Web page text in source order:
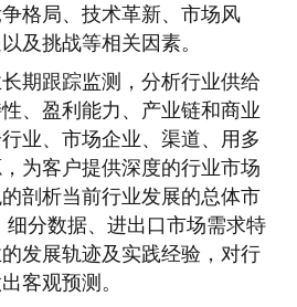
格局、技术革新、市场风
及挑战等相关因素。
期跟踪监测，分析行业供给
、盈利能力、产业链和商业
业、市场企业、渠道、用多
为客户提供深度的行业市场
剖析当前行业发展的总体市
分数据、进出口市场需求特
发展轨迹及实践经验，对行
客观预测。